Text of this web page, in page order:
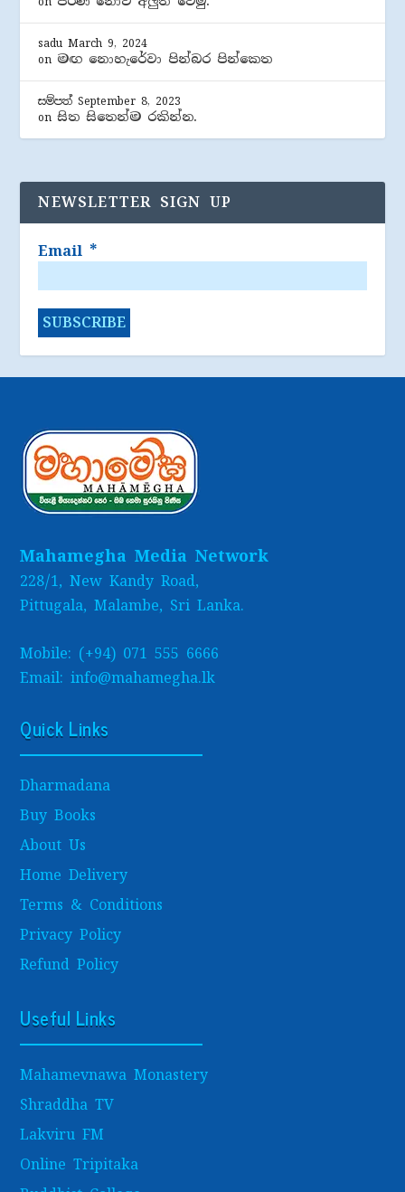
sadu March 9, 2024
on මඟ නොහැරේවා පින්බර පින්කෙත
සම්පත් September 8, 2023
onසිත සිතෙන්ම රකින්න.
NEWSLETTER SIGN UP
Email *
Mahamegha Media Network
228/1, New Kandy Road,
Pittugala, Malambe, Sri Lanka.
Mobile: (+94) 071 555 6666
Email: info@mahamegha.lk
Quick Links
Dharmadana
Buy Books
About Us
Home Delivery
Terms & Conditions
Privacy Policy
Refund Policy
Useful Links
Mahamevnawa Monastery
Shraddha TV
Lakviru FM
Online Tripitaka